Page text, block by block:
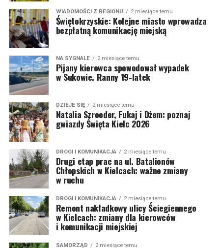
WIADOMOŚCI Z REGIONU 2 miesiące temu
Świętokrzyskie: Kolejne miasto wprowadza
bezpłatną komunikację miejską
NA SYGNALE 2 miesiące temu
Pijany kierowca spowodował wypadek
w Sukowie. Ranny 19-latek
DZIEJE SIĘ 2 miesiące temu
Natalia Szroeder, Fukaj i Dżem: poznaj
gwiazdy Święta Kielc 2026
DROGI I KOMUNIKACJA 2 miesiące temu
Drugi etap prac na ul. Batalionów
Chłopskich w Kielcach: ważne zmiany
w ruchu
DROGI I KOMUNIKACJA 2 miesiące temu
Remont nakładkowy ulicy Ściegiennego
w Kielcach: zmiany dla kierowców
i komunikacji miejskiej
SAMORZĄD 2 miesiące temu